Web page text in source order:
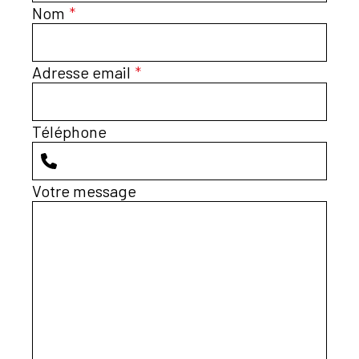
Personnalisation maximale
appareils sont sélectionnés selon vos
votre style de vie, en adéquation avec
santé jusqu’aux dernières innovations
Expertise professionnelle: Thibault
Gerbe, diplômé et expérimenté,
Nom *
Adresse email *
Téléphone
Votre message